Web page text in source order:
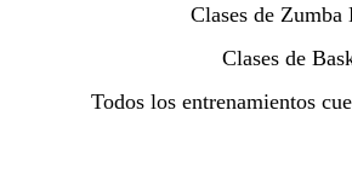
Clases de Zumba
Clases de
Todos los entrenamientos